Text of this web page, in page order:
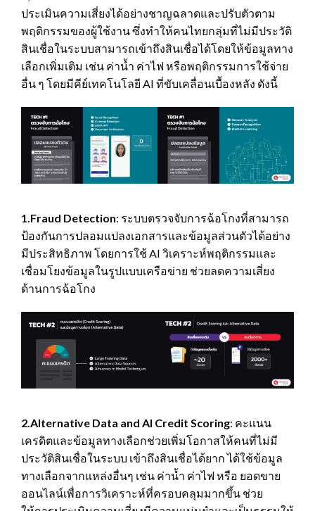
ประเมินความเสี่ยงได้อย่างชาญฉลาดและปรับตัวตาม
พฤติกรรมของผู้ใช้งาน ซึ่งทำให้คนไทยกลุ่มที่ไม่มีประวัติ
สินเชื่อในระบบสามารถเข้าถึงสินเชื่อได้โดยให้ข้อมูลทาง
เลือกเพิ่มเติม เช่น ค่าน้ำ ค่าไฟ หรือพฤติกรรมการใช้จ่าย
อื่น ๆ โดยมีคีย์เทคโนโลยี AI ที่ขับเคลื่อนเบื้องหลัง ดังนี้
1.Fraud Detection: ระบบตรวจจับการฉ้อโกงที่สามารถ
ป้องกันการปลอมแปลงเอกสารและข้อมูลส่วนตัวได้อย่าง
มีประสิทธิภาพ โดยการใช้ AI วิเคราะห์พฤติกรรมและ
เชื่อมโยงข้อมูลในรูปแบบเครือข่าย ช่วยลดความเสี่ยง
ด้านการฉ้อโกง
2.Alternative Data and AI Credit Scoring: คะแนน
เครดิตและข้อมูลทางเลือกช่วยเพิ่มโอกาสให้คนที่ไม่มี
ประวัติสินเชื่อในระบบ เข้าถึงสินเชื่อได้ยาก ได้ใช้ข้อมูล
ทางเลือกจากแหล่งอื่นๆ เช่น ค่าน้ำ ค่าไฟ หรือ ยอดขาย
ออนไลน์เพื่อการวิเคราะห์ที่ครอบคลุมมากขึ้น ช่วย